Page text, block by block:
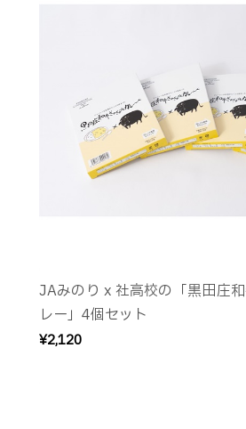
JAみのり x 社高校の「黒田庄
レー」4個セット
¥2,120